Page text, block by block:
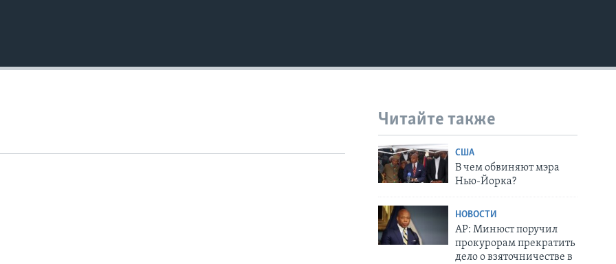
Читайте также
США
В чем обвиняют мэра
Нью-Йорка?
НОВОСТИ
АР: Минюст поручил
прокурорам прекратить
дело о взяточничестве в